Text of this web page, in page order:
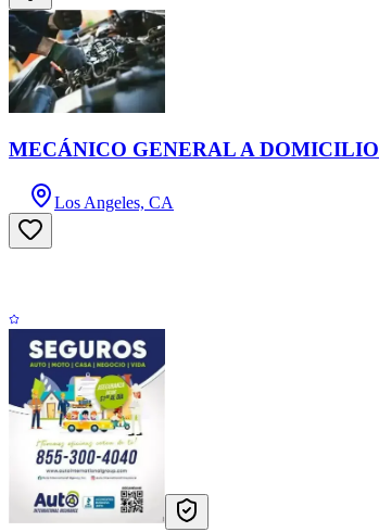
MECÁNICO GENERAL A DOMICILIO
Los Angeles, CA